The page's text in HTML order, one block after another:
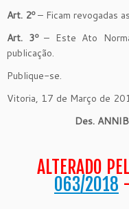
Art. 2º– Ficam revogadas
Art. 3º – Este Ato
publicação.
Publique-se.
Vitoria, 17 de Março de
Des.
ALTERADO
063/2018